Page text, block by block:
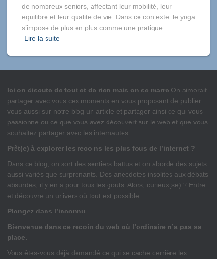
de nombreux seniors, affectant leur mobilité, leur
équilibre et leur qualité de vie. Dans ce contexte, le yoga
s’impose de plus en plus comme une pratique
Lire la suite
Ici on discute de tout et de rien mais on se marre On aimerait
partager avec vous ces moments en vous proposant de publier
vous aussi sur notre blog un article et partager ainsi ce qui vous
passionne ou ce que vous avez découvert sur le web et que vous
souhaitez partager avec les internautes.
Prêt(e) à explorer les recoins les plus fous de l’internet ?
Dans ce blog, on sort des sentiers battus et on aborde des sujets
aussi variés que surprenants. Des anecdotes insolites aux débats
absurdes, il y en a pour tous les goûts. Alors, curieux(se) ? Entre
et découvre un univers où tout est possible.
Plongez dans l’inconnu…
Bienvenue dans ce recoin du web où l’ordinaire n’a pas sa
place.
Vous êtes-vous déjà demandé ce qui se cache derrière les